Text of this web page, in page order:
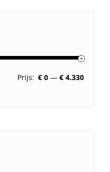
Prijs: € 0 — € 4.330